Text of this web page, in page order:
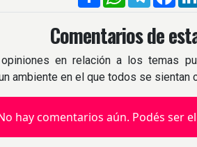
Comentarios de
en relación a los temas
ambiente en el que todos se sientan
hay comentarios aún. Podés ser